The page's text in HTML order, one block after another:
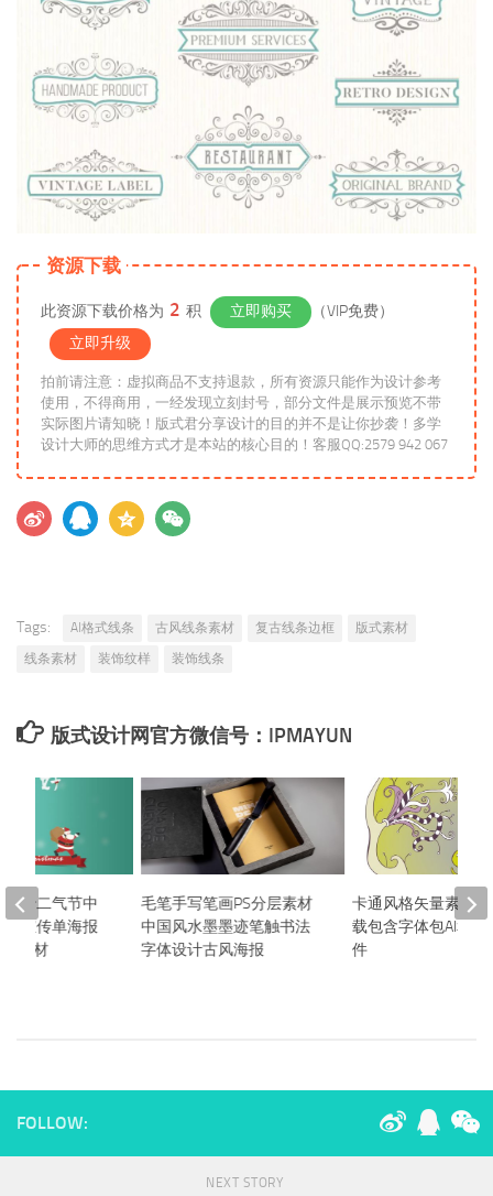
资源下载
此资源下载价格为 2 积 立即购买
（VIP免费）
立即升级
拍前请注意：虚拟商品不支持退款，所有资源只能作为设计参考
使用，不得商用，一经发现立刻封号，部分文件是展示预览不带
实际图片请知晓！版式君分享设计的目的并不是让你抄袭！多学
设计大师的思维方式才是本站的核心目的！客服QQ:2579 942 067
Tags: AI格式线条 古风线条素材 复古线条边框
版式素材
线条素材
装饰纹样 装饰线条
版式设计网官方微信号：IPMAYUN
毛笔手写笔画PS分层素材
中国风水墨墨迹笔触书法
字体设计古风海报
卡通风格矢量素材
载包含字体包AI和
件
日十二气节中
艺宣传单海报
计素材
FOLLOW:
NEXT STORY